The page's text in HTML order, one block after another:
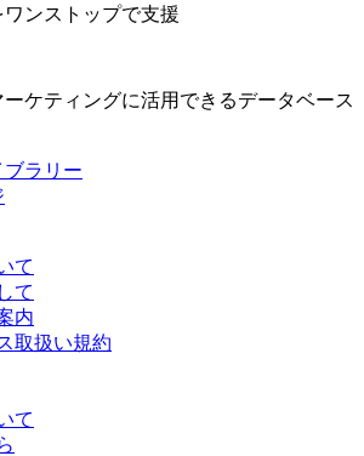
ンストップで支援
ケティングに活用できるデータベース
て
て
内
取扱い規約
て